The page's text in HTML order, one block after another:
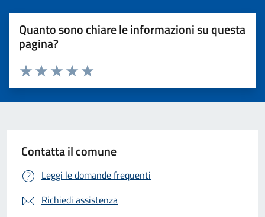
Quanto sono chiare le informazioni su questa
pagina?
Valuta 5 stelle su 5
Valuta 4 stelle su 5
Valuta 3 stelle su 5
Valuta 2 stelle su 5
Valuta 1 stelle su 5
Contatta il comune
Leggi le domande frequenti
Richiedi assistenza